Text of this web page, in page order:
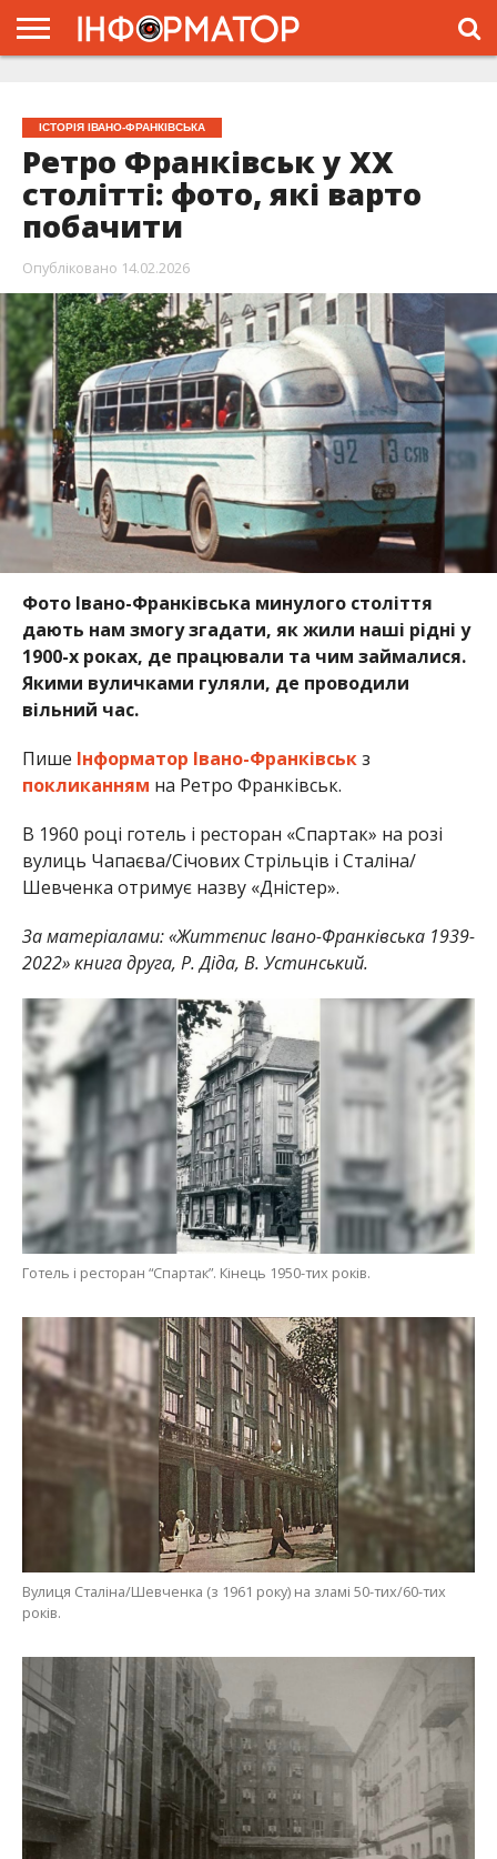
ІСТОРІЯ ІВАНО-ФРАНКІВСЬКА
Ретро Франківськ у ХХ
столітті: фото, які варто
побачити
Опубліковано 14.02.2026
Фото Івано-Франківська минулого століття
дають нам змогу згадати, як жили наші рідні у
1900-х роках, де працювали та чим займалися.
Якими вуличками гуляли, де проводили
вільний час.
Пише Інформатор Івано-Франківськз
покликанням на Ретро Франківськ.
В 1960 році готель і ресторан «Спартак» на розі
вулиць Чапаєва/Січових Стрільців і Сталіна/
Шевченка отримує назву «Дністер».
За матеріалами: «Життєпис Івано-Франківська 1939-
2022» книга друга, Р. Діда, В. Устинський.
Готель і ресторан “Спартак”. Кінець 1950-тих років.
Вулиця Сталіна/Шевченка (з 1961 року) на зламі 50-тих/60-тих
років.